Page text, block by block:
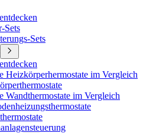
Sets
Sets
Heizkörperhermostate im Vergleich
Wandthermostate im Vergleich